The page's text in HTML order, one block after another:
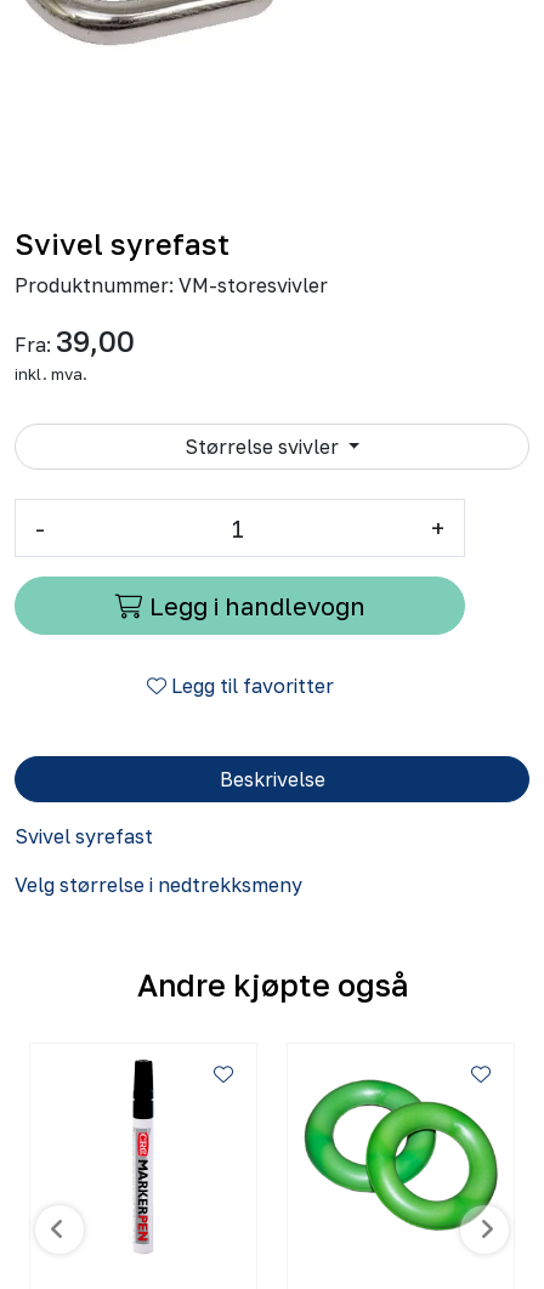
Svivel syrefast
Produktnummer: VM-storesvivler
Fra: 39,00
inkl. mva.
Størrelse svivler
- +
Legg i handlevogn
Legg til favoritter
Beskrivelse
Svivel syrefast
Velg størrelse i nedtrekksmeny
Andre kjøpte også